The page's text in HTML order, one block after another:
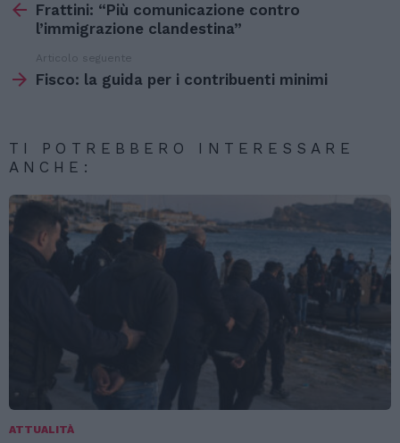
di
Frattini: “Più comunicazione contro
l’immigrazione clandestina”
Articolo seguente
Fisco: la guida per i contribuenti minimi
TI POTREBBERO INTERESSARE
ANCHE:
ATTUALITÀ